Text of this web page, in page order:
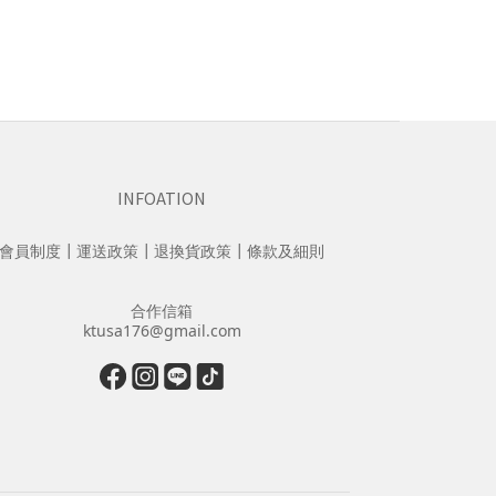
INFOATION
會員制度 ┃ 運送政策 ┃ 退換貨政策 ┃ 條款及細則
合作信箱
ktusa176@gmail.com